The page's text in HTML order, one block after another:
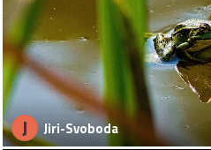
J Jiri-Svoboda